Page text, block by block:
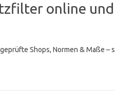
online
Shops, Normen & Maße –